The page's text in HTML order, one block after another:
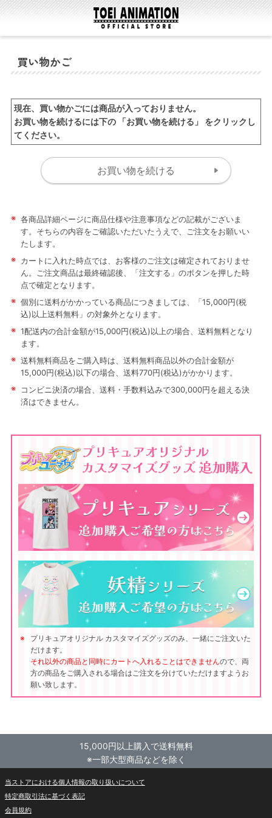
買い物かご
現在、買い物かごには商品が入っておりません。
お買い物を続けるには下の 「お買い物を続ける」 をクリックし
てください。
※ 各商品詳細ページに商品仕様や注意事項などの記載がございま
す。そちらの内容をご確認いただいたうえで、ご注文をお願いい
たします。
※ カートに入れた時点では、お客様のご注文は確定されておりませ
ん。ご注文商品は最終確認後、「注文する」のボタンを押した時
点で確定となります。
※ 個別に送料がかかっている商品につきましては、「15,000円(税
込)以上送料無料」の対象外となります。
※ 1配送内の合計金額が15,000円(税込)以上の場合、送料無料となり
ます。
※ 送料無料商品をご購入時は、送料無料商品以外の合計金額が
15,000円(税込)以下の場合、送料770円(税込)がかかります。
※
コンビニ決済の場合、送料・手数料込みで300,000円を超える決
済はできません。
プリキュアオリジナル カスタマイズグッズのみ、一緒にご注文いた
だけます。
それ以外の商品と同時にカートへ入れることはできませんので、両
方の商品をご購入される場合はご注文を分けていただけますようお
願い致します。
15,000円以上購入で送料無料
※一部大型商品などを除く
当ストアにおける個人情報の取り扱いについて
特定商取引法に基づく表記
会員規約